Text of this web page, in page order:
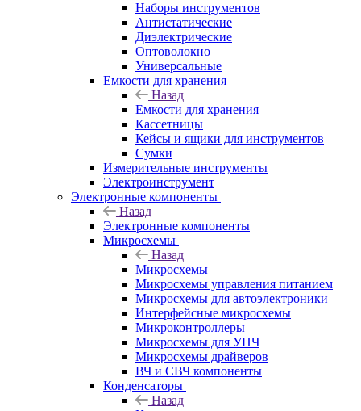
Наборы инструментов
Антистатические
Диэлектрические
Оптоволокно
Универсальные
Емкости для хранения
Назад
Емкости для хранения
Кассетницы
Кейсы и ящики для инструментов
Сумки
Измерительные инструменты
Электроинструмент
Электронные компоненты
Назад
Электронные компоненты
Микросхемы
Назад
Микросхемы
Микросхемы управления питанием
Микросхемы для автоэлектроники
Интерфейсные микросхемы
Микроконтроллеры
Микросхемы для УНЧ
Микросхемы драйверов
ВЧ и СВЧ компоненты
Конденсаторы
Назад